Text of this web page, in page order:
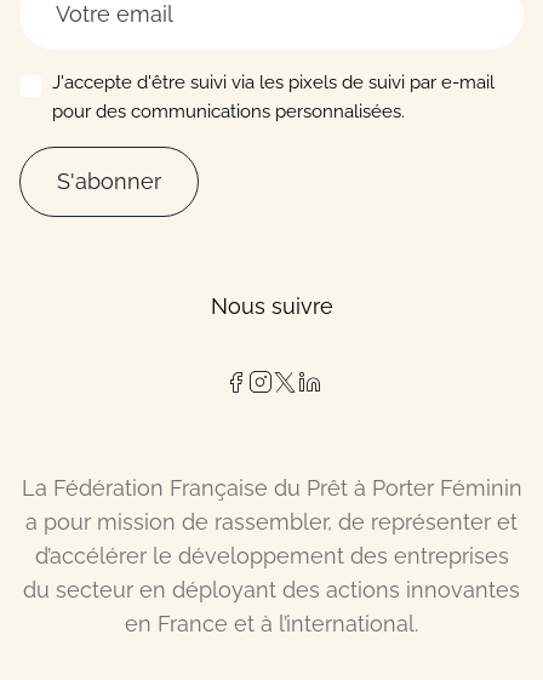
J'accepte d'être suivi via les pixels de suivi par e-mail
pour des communications personnalisées.
S'abonner
Nous suivre
La Fédération Française du Prêt à Porter Féminin
a pour mission de rassembler, de représenter et
d’accélérer le développement des entreprises
du secteur en déployant des actions innovantes
en France et à l’international.